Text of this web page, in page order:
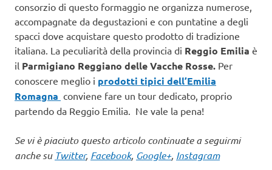
consorzio di questo formaggio ne organizza numerose,
accompagnate da degustazioni e con puntatine a degli
spacci dove acquistare questo prodotto di tradizione
italiana. La peculiarità della provincia di Reggio Emilia è
il Parmigiano Reggiano delle Vacche Rosse. Per
conoscere meglio i prodotti tipici dell’Emilia
Romagna conviene fare un tour dedicato, proprio
partendo da Reggio Emilia. Ne vale la pena!
Se vi è piaciuto questo articolo continuate a seguirmi
anche su Twitter, Facebook, Google+, Instagram